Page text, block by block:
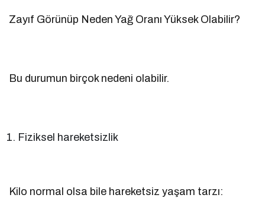
Zayıf Görünüp Neden Yağ Oranı Yüksek Olabilir?
Bu durumun birçok nedeni olabilir.
Fiziksel hareketsizlik
Kilo normal olsa bile hareketsiz yaşam tarzı: